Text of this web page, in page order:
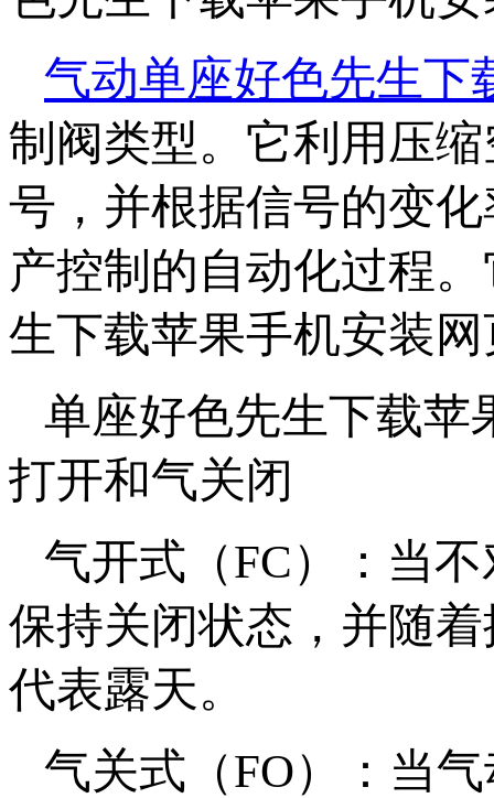
气动单座好色先生下
制阀类型。它利用
号，并根据信号的
产控制的自动化过程
生下载苹果手机安装网页
单座好色先生下载苹
打开和气关闭
气开式（FC）：当
保持关闭状态，并随
代表露天。
气关式（FO）：当